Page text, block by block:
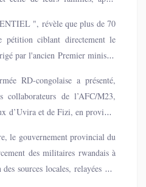
menées par les services de
agents en uniforme et en civil,
favorables à la
que ceux ayant manifesté leur
", révèle que plus de 70
pétition ciblant directement le
par l'ancien Premier ministre
majeurs.
RD-congolaise a présenté,
collaborateurs de l’AFC/M23,
d’Uvira et de Fizi, en province
des FARDC-, le Général-
que ces arrestations avaient eu
régulièrement secouées par les
le gouvernement provincial du
des militaires rwandais à
sources locales, relayées par